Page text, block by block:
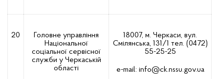
20
Головне управління
Національної
соціальної сервісної
служби у Черкаській
області
18007, м. Черкаси, вул.
Смілянська, 131/1 тел. (0472)
55-25-25
е-mail: info@ck.nssu.gov.ua